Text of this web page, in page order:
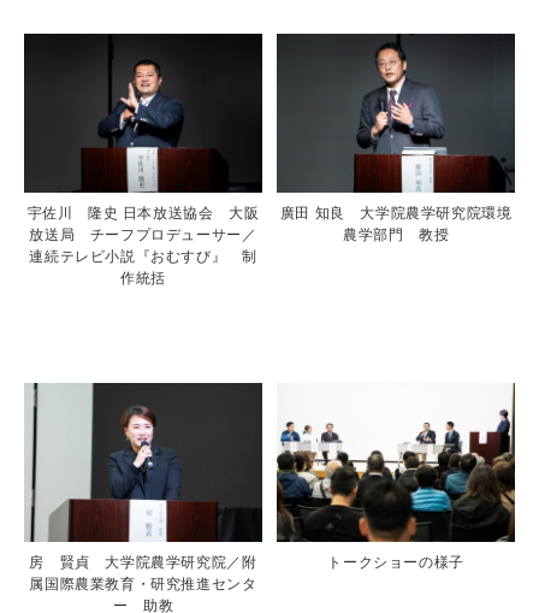
宇佐川 隆史 日本放送協会 大阪
放送局 チーフプロデューサー／
連続テレビ小説『おむすび』 制
作統括
廣田 知良 大学院農学研究院環境
農学部門 教授
房 賢貞 大学院農学研究院／附
属国際農業教育・研究推進センタ
ー 助教
トークショーの様子